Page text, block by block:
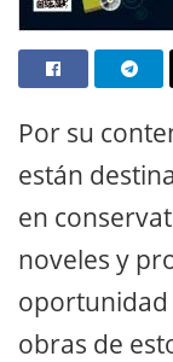
Por su
están
en
noveles y
oportunidad
obras de